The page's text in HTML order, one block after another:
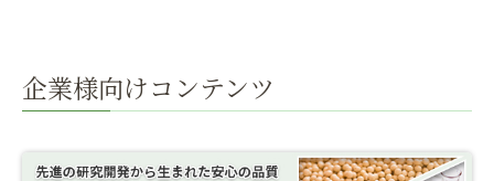
企業様向けコンテンツ